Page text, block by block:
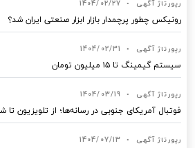
رپورتاژ آگهی •
1404/02/27
رونیکس چطور پرچمدار بازار ابزار صنعتی ایران شد؟
رپورتاژ آگهی •
1404/02/31
سیستم گیمینگ تا ۱۵ میلیون تومان
رپورتاژ آگهی •
1404/03/19
فوتبال آمریکای جنوبی در رسانه‌ها؛ از تلویزیون
رپورتاژ آگهی •
1404/07/13